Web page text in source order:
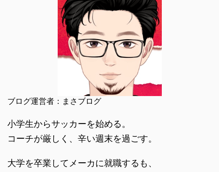
ブログ運営者：まさブログ
小学生からサッカーを始める。
コーチが厳しく、辛い週末を過ごす。
大学を卒業してメーカに就職するも、